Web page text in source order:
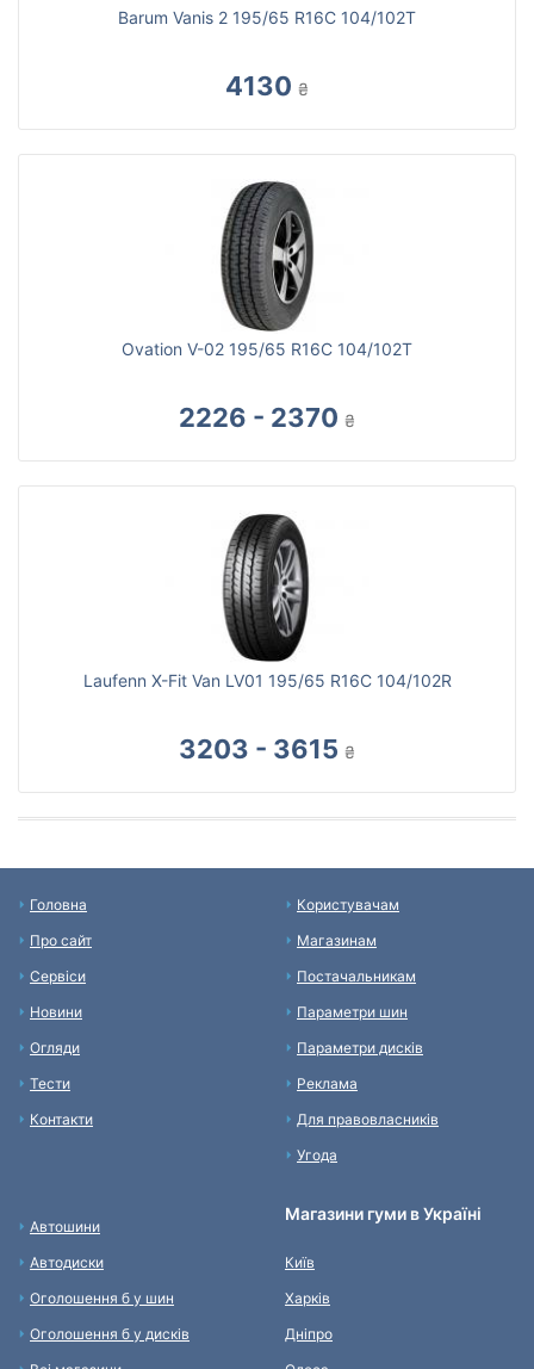
Barum Vanis 2 195/65 R16C 104/102T
4130 ₴
Ovation V-02 195/65 R16C 104/102T
2226 - 2370 ₴
Laufenn X-Fit Van LV01 195/65 R16C 104/102R
3203 - 3615 ₴
Головна
Про сайт
Сервіси
Новини
Огляди
Тести
Контакти
Користувачам
Магазинам
Постачальникам
Параметри шин
Параметри дисків
Реклама
Для правовласників
Угода
Автошини
Автодиски
Оголошення б у шин
Оголошення б у дисків
Магазини гуми в Україні
Київ
Харків
Дніпро